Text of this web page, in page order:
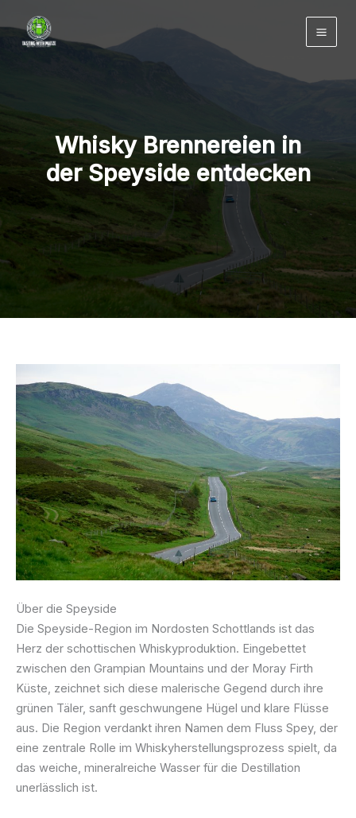
Inhalt
springen
Whisky Brennereien in
der Speyside entdecken
Über die Speyside
Die Speyside-Region im Nordosten Schottlands ist das
Herz der schottischen Whiskyproduktion. Eingebettet
zwischen den Grampian Mountains und der Moray Firth
Küste, zeichnet sich diese malerische Gegend durch ihre
grünen Täler, sanft geschwungene Hügel und klare Flüsse
aus. Die Region verdankt ihren Namen dem Fluss Spey, der
eine zentrale Rolle im Whiskyherstellungsprozess spielt, da
das weiche, mineralreiche Wasser für die Destillation
unerlässlich ist.